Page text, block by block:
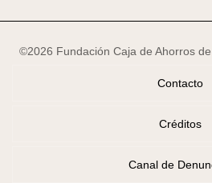
©2026 Fundación Caja de Ahorros
Contacto
Créditos
Canal de